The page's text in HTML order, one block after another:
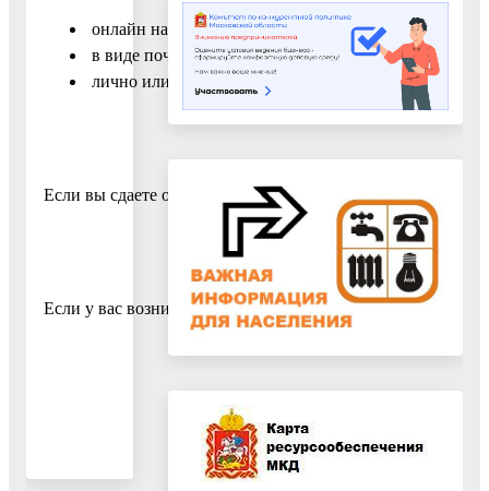
онлайн на специальном портале
Минюста России
в виде почтового отправления с описью вложения
лично или через представителя (адрес
Если вы сдаете отчет в электронном виде, дублировать
Если у вас возникли вопросы, вы можете обратиться в